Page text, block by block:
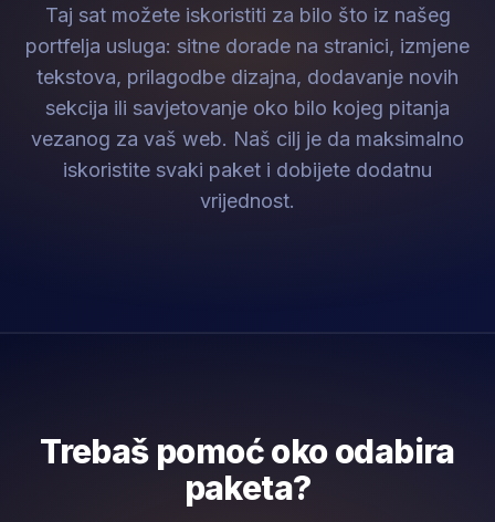
Taj sat možete iskoristiti za bilo što iz našeg
portfelja usluga: sitne dorade na stranici, izmjene
tekstova, prilagodbe dizajna, dodavanje novih
sekcija ili savjetovanje oko bilo kojeg pitanja
vezanog za vaš web. Naš cilj je da maksimalno
iskoristite svaki paket i dobijete dodatnu
vrijednost.
Trebaš pomoć oko odabira
paketa?